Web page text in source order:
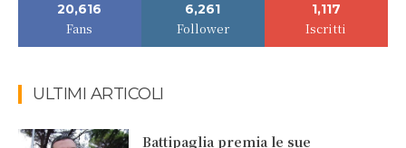
20,616
Fans
6,261
Follower
1,117
Iscritti
ULTIMI ARTICOLI
Battipaglia premia le sue